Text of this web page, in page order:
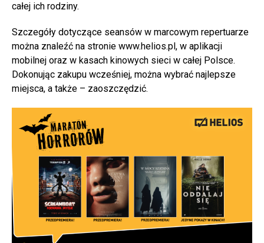
całej ich rodziny.
Szczegóły dotyczące seansów w marcowym repertuarze
można znaleźć na stronie www.helios.pl, w aplikacji
mobilnej oraz w kasach kinowych sieci w całej Polsce.
Dokonując zakupu wcześniej, można wybrać najlepsze
miejsca, a także – zaoszczędzić.